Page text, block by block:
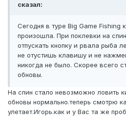
сказал:
Сегодня в туре Big Game Fishing
произошла. При поклевки на
отпускать кнопку и рвала рыба
не отустишь клавишу и не
никогда не было. Скорее всего
обновы.
На спин стало невозможно ловить
обновы нормально.теперь смотрю
улетает.Игорь.как и у Вас та же